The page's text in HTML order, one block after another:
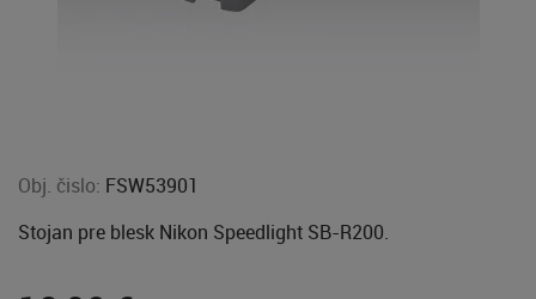
Obj. čislo: FSW53901
Stojan pre blesk Nikon Speedlight SB-R200.